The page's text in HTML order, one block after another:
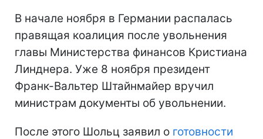
В начале ноября в Германии распалась
правящая коалиция после увольнения
главы Министерства финансов Кристиана
Линднера. Уже 8 ноября президент
Франк-Вальтер Штайнмайер вручил
министрам документы об увольнении.
После этого Шольц заявил о готовности